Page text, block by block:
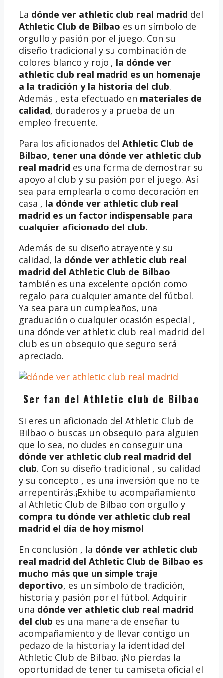
La dónde ver athletic club real madrid del
Athletic Club de Bilbao es un símbolo de
orgullo y pasión por el juego. Con su
diseño tradicional y su combinación de
colores blanco y rojo , la dónde ver
athletic club real madrid es un homenaje
a la tradición y la historia del club.
Además , esta efectuado en materiales de
calidad, duraderos y a prueba de un
empleo frecuente.
Para los aficionados del Athletic Club de
Bilbao, tener una dónde ver athletic club
real madrid es una forma de demostrar su
apoyo al club y su pasión por el juego. Así
sea para emplearla o como decoración en
casa , la dónde ver athletic club real
madrid es un factor indispensable para
cualquier aficionado del club.
Además de su diseño atrayente y su
calidad, la dónde ver athletic club real
madrid del Athletic Club de Bilbao
también es una excelente opción como
regalo para cualquier amante del fútbol.
Ya sea para un cumpleaños, una
graduación o cualquier ocasión especial ,
una dónde ver athletic club real madrid del
club es un obsequio que seguro será
apreciado.
Ser fan del Athletic club de Bilbao
Si eres un aficionado del Athletic Club de
Bilbao o buscas un obsequio para alguien
que lo sea, no dudes en conseguir una
dónde ver athletic club real madrid del
club. Con su diseño tradicional , su calidad
y su concepto , es una inversión que no te
arrepentirás.¡Exhibe tu acompañamiento
al Athletic Club de Bilbao con orgullo y
compra tu dónde ver athletic club real
madrid el día de hoy mismo!
En conclusión , la dónde ver athletic club
real madrid del Athletic Club de Bilbao es
mucho más que un simple traje
deportivo, es un símbolo de tradición,
historia y pasión por el fútbol. Adquirir
una dónde ver athletic club real madrid
del club es una manera de enseñar tu
acompañamiento y de llevar contigo un
pedazo de la historia y la identidad del
Athletic Club de Bilbao. ¡No pierdas la
oportunidad de tener tu camiseta oficial el